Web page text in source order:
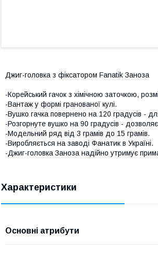
Джиг-головка з фіксатором Fanatik Заноза
-Корейський гачок з хімічною заточкою,
-Вантаж у формі гранованої кулі.
-Вушко гачка повернено на 120 градусів -
-Розгорнуте вушко на 90 градусів -
-Модельний ряд від 3 грамів до 15 грамів.
-Виробляється на заводі Фанатик в Україні.
-Джиг-головка Заноза надійно утримує
Характеристики
Основні атрибути